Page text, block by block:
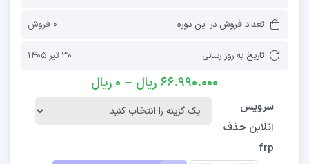
تعداد فروش در این دوره 0 فروش
تاریخ به روز رسانی 30 تیر 1405
66.990.000 ریال –
0 ریال
سرویس
آنلاین حذف
frp